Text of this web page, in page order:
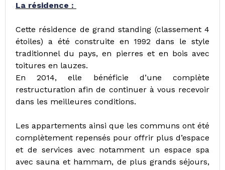
La résidence :
Cette résidence de grand standing (classement 4
étoiles) a été construite en 1992 dans le style
traditionnel du pays, en pierres et en bois avec
toitures en lauzes.
En 2014, elle bénéficie d’une complète
restructuration afin de continuer à vous recevoir
dans les meilleures conditions.
Les appartements ainsi que les communs ont été
complètement repensés pour offrir plus d’espace
et de services avec notamment un espace spa
avec sauna et hammam, de plus grands séjours,